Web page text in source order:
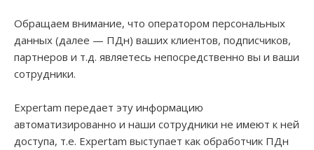
Обращаем внимание, что оператором персональных
данных (далее — ПДн) ваших клиентов, подписчиков,
партнеров и т.д. являетесь непосредственно вы и ваши
сотрудники.
Expertam передает эту информацию
автоматизированно и наши сотрудники не имеют к ней
доступа, т.е. Expertam выступает как обработчик ПДн